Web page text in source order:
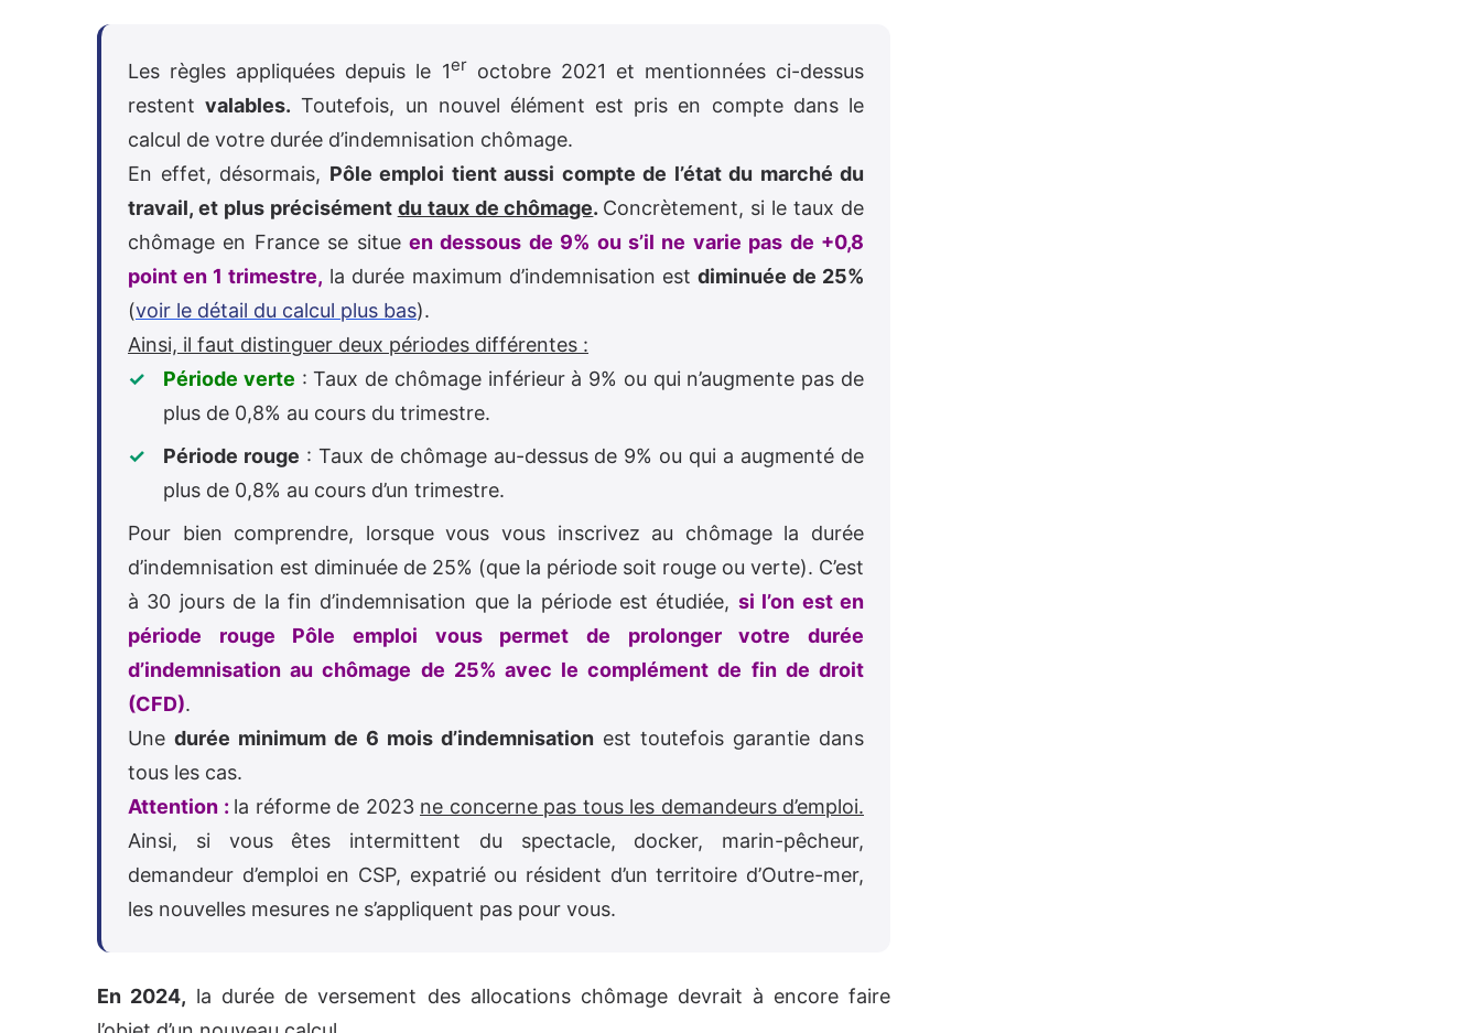
Les règles appliquées depuis le 1er octobre 2021 et mentionnées ci-dessus
restentvalables. Toutefois, un nouvel élément est pris en compte dans le
calcul de votre durée d’indemnisation chômage.
En effet, désormais, Pôle emploi tient aussi compte de l’état du marché du
travail, et plus précisément du taux de chômage. Concrètement, si le taux de
chômage en France se situe en dessous de 9% ou s’il ne varie pas de +0,8
point en 1 trimestre, la durée maximum d’indemnisation est diminuée de 25%
(voir le détail du calcul plus bas).
Ainsi, il faut distinguer deux périodes différentes :
Période verte : Taux de chômage inférieur à 9% ou qui n’augmente pas de
plus de 0,8% au cours du trimestre.
Période rouge : Taux de chômage au-dessus de 9% ou qui a augmenté de
plus de 0,8% au cours d’un trimestre.
Pour bien comprendre, lorsque vous vous inscrivez au chômage la durée
d’indemnisation est diminuée de 25% (que la période soit rouge ou verte). C’est
à 30 jours de la fin d’indemnisation que la période est étudiée, si l’on est en
période rouge Pôle emploi vous permet de prolonger votre durée
d’indemnisation au chômage de 25% avec le complément de fin de droit
(CFD).
Une durée minimum de 6 mois d’indemnisation est toutefois garantie dans
tous les cas.
Attention : la réforme de 2023 ne concerne pas tous les demandeurs d’emploi.
Ainsi, si vous êtes intermittent du spectacle, docker, marin-pêcheur,
demandeur d’emploi en CSP, expatrié ou résident d’un territoire d’Outre-mer,
les nouvelles mesures ne s’appliquent pas pour vous.
En 2024, la durée de versement des allocations chômage devrait à encore faire